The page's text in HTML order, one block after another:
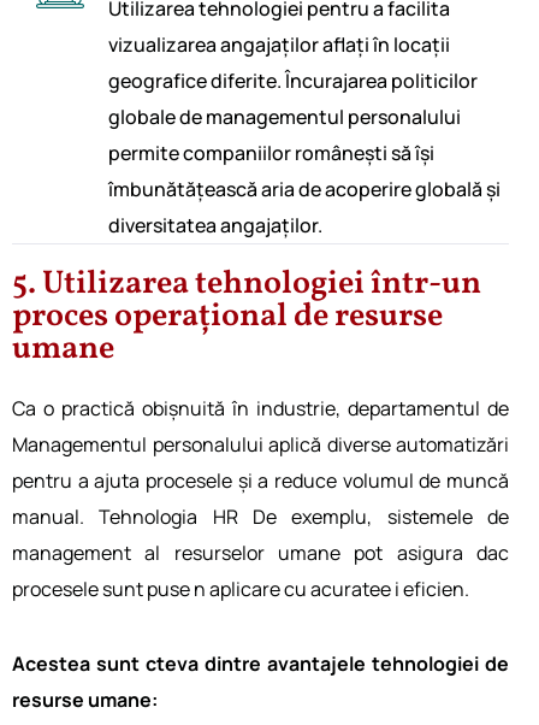
Utilizarea tehnologiei pentru a facilita
vizualizarea angajaților aflați în locații
geografice diferite. Încurajarea politicilor
globale de managementul personalului
permite companiilor românești să își
îmbunătățească aria de acoperire globală și
diversitatea angajaților.
5. Utilizarea tehnologiei într-un
proces operațional de resurse
umane
Ca o practică obișnuită în industrie, departamentul de
Managementul personalului aplică diverse automatizări
pentru a ajuta procesele și a reduce volumul de muncă
manual. Tehnologia HR De exemplu, sistemele de
management al resurselor umane pot asigura dac
procesele sunt puse n aplicare cu acuratee i eficien.
Acestea sunt cteva dintre avantajele tehnologiei de
resurse umane: